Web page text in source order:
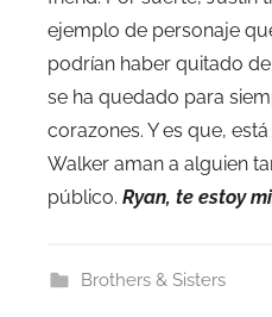
ejemplo de personaje
podrían haber quitado
se ha quedado para
corazones. Y es que,
Walker aman a alguien
público. Ryan, te estoy
Brothers & Sisters